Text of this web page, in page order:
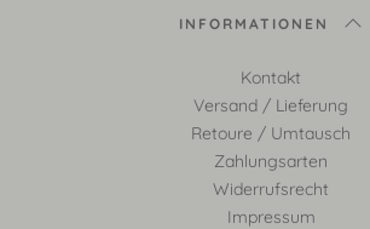
INFORMATIONEN
Kontakt
Versand / Lieferung
Retoure / Umtausch
Zahlungsarten
Widerrufsrecht
Impressum